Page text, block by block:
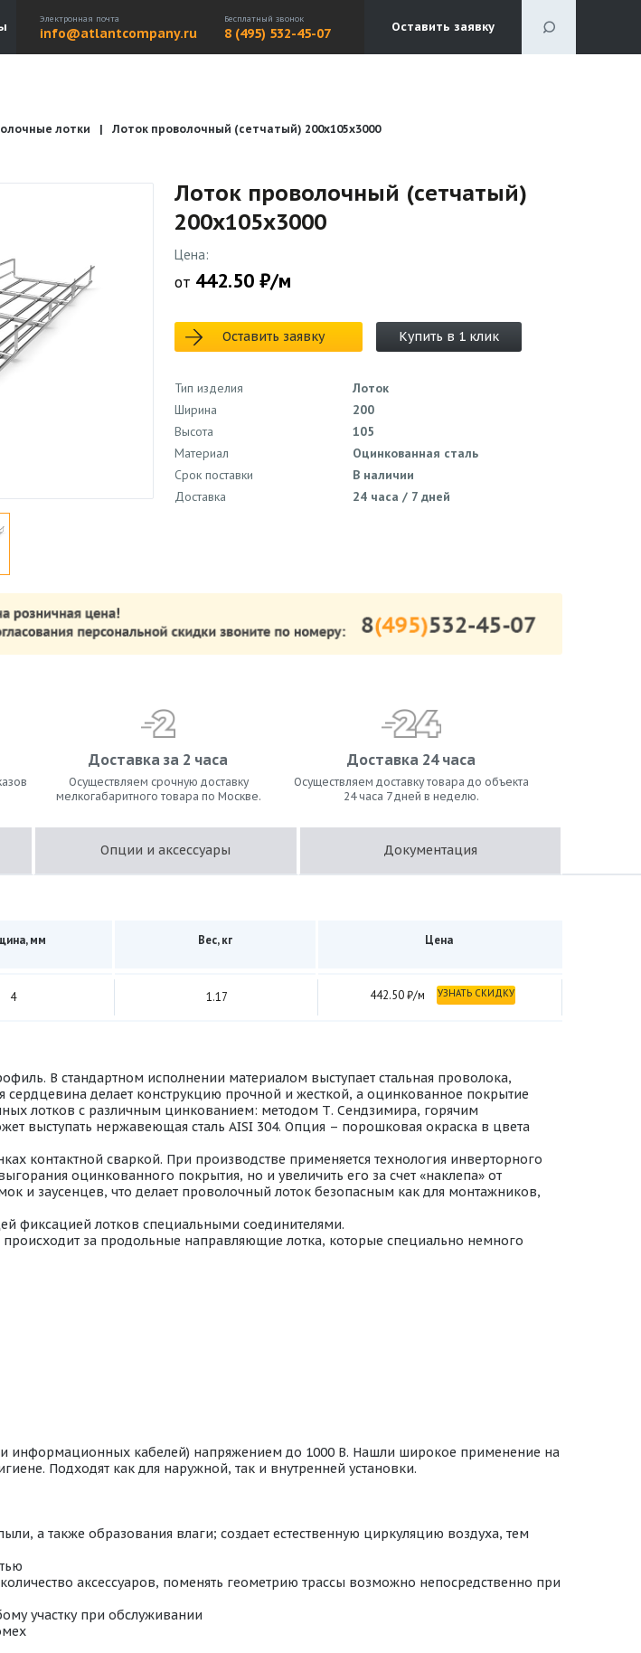
Электронная почта
info@atlantcompany.ru
Бесплатный звонок
8 (495) 532-45-07 Оставить заявку
лотки Лоток проволочный (сетчатый) 200x105x3000
Лоток проволочный (сетчатый)
200x105x3000
Цена:
от 442.50 ₽/м
Оставить заявку Купить в 1 клик
Тип изделия
Лоток
Ширина
200
Высота
105
Материал
Оцинкованная сталь
Срок поставки
В наличии
Доставка
24 часа / 7 дней
Доставка за 2 часа
Осуществляем срочную доставку
мелкогабаритного товара по Москве.
Доставка 24 часа
Осуществляем доставку товара до объекта
24 часа 7 дней в неделю.
Опции и аксессуары Документация
мм Вес, кг Цена
4 1.17 442.50 ₽/м УЗНАТЬ СКИДКУ
В стандартном исполнении материалом выступает стальная проволока,
делает конструкцию прочной и жесткой, а оцинкованное покрытие
лотков с различным цинкованием: методом Т. Сендзимира, горячим
выступать нержавеющая сталь AISI 304. Опция – порошковая окраска в цвета
контактной сваркой. При производстве применяется технология инверторного
оцинкованного покрытия, но и увеличить его за счет «наклепа» от
и заусенцев, что делает проволочный лоток безопасным как для монтажников,
фиксацией лотков специальными соединителями.
за продольные направляющие лотка, которые специально немного
информационных кабелей) напряжением до 1000 В. Нашли широкое применение на
Подходят как для наружной, так и внутренней установки.
а также образования влаги; создает естественную циркуляцию воздуха, тем
аксессуаров, поменять геометрию трассы возможно непосредственно при
участку при обслуживании